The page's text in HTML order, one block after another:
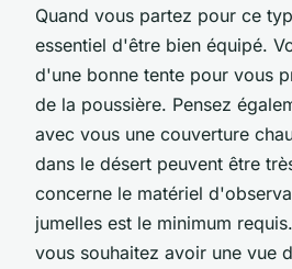
Quand vous partez pour ce
essentiel d'être bien équipé.
d'une bonne tente pour vous
de la poussière. Pensez
avec vous une couverture
dans le désert peuvent être
concerne le matériel
jumelles est le minimum
vous souhaitez avoir une vue